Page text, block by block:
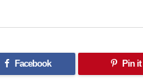
Facebook Pin it